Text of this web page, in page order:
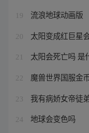
19 流浪地球动画版
20 太阳变成红巨星
21 太阳会死亡吗 是
22 魔兽世界国服金
23 我有病娇女帝徒
24 地球会变色吗